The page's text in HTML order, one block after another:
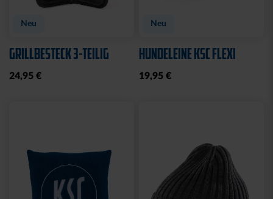
Neu
GRILLBESTECK 3-TEILIG
24,95 €
Neu
HUNDELEINE KSC FLEXI
19,95 €